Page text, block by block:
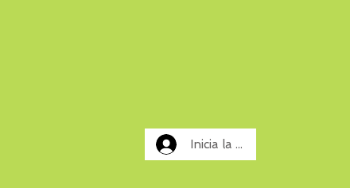
Inicia la sessió